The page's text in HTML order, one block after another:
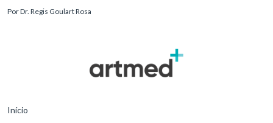
para o desfe
PorDr. Regis Goulart Rosa
Início